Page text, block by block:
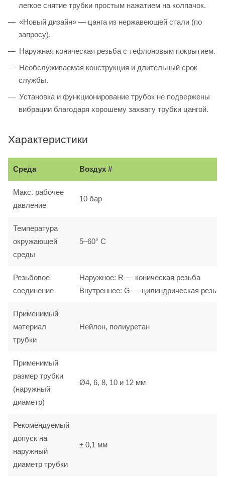
легкое снятие трубки простым нажатием на колпачок.
«Новый дизайн» — цанга из нержавеющей стали (по
запросу).
Наружная коническая резьба с тефлоновым покрытием.
Необслуживаемая конструкция и длительный срок
службы.
Установка и функционирование трубок не подвержены
вибрации благодаря хорошему захвату трубки цангой.
Характеристики
Среда Воздух #
Макс. рабочее
давление
10 бар
Температура
окружающей
среды
5–60° С
Резьбовое
соединение
Наружное: R — коническая резьба
Внутреннее: G — цилиндрическая резьба
Применимый
материал
трубки
Нейлон, полиуретан
Применимый
размер трубки
(наружный
диаметр)
Ø4, 6, 8, 10 и 12 мм
Рекомендуемый
допуск на
наружный
диаметр трубки
± 0,1 мм